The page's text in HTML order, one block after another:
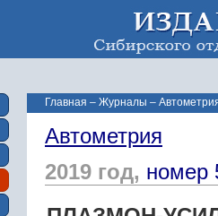
Главная – Журналы –
Автометрия
2019 год, номер